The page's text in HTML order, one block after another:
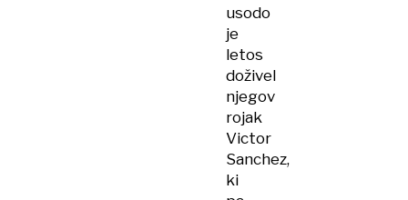
usodo
je
letos
doživel
njegov
rojak
Victor
Sanchez,
ki